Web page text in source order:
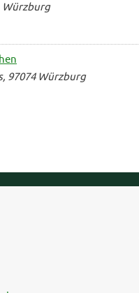
Würzburg
97074 Würzburg